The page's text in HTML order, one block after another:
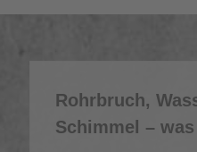
Rohrbruch,
Schimmel –